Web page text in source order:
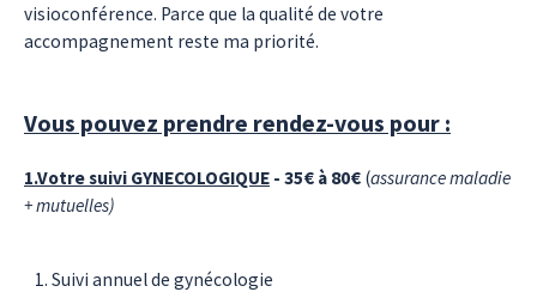
visioconférence. Parce que la qualité de votre
accompagnement reste ma priorité.
Vous pouvez prendre rendez-vous pour :
1.Votre suivi GYNECOLOGIQUE - 35€ à 80€ (assurance maladie
+ mutuelles)
Suivi annuel de gynécologie